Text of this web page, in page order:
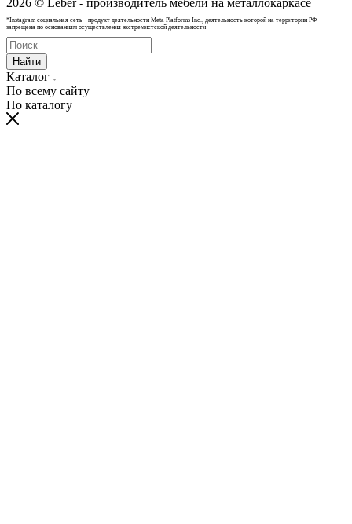
*Instagram cоциальная сеть - продукт деятельности Meta Platforms Inc., деятельность которой на территории РФ
запрещена по основаниям осуществления экстремистской деятельности
Найти
Каталог
По всему сайту
По каталогу